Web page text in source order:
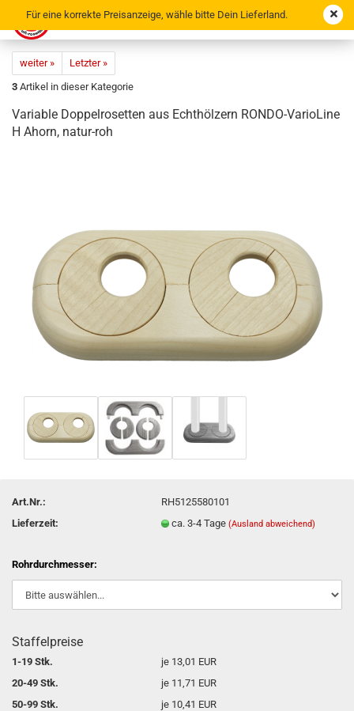
Für eine korrekte Preisanzeige, wähle bitte Dein Lieferland.
weiter »
Letzter »
3 Artikel in dieser Kategorie
Va­ria­ble Dop­pel­ro­set­ten aus Echt­höl­zern RONDO-​VarioLine
H Ahorn, natur-​roh
Art.Nr.:
RH5125580101
Lieferzeit:
ca. 3-4 Tage(Ausland abweichend)
Rohrdurchmesser:
Staffelpreise
1-19 Stk.
je 13,01 EUR
20-49 Stk.
je 11,71 EUR
50-99 Stk.
je 10,41 EUR